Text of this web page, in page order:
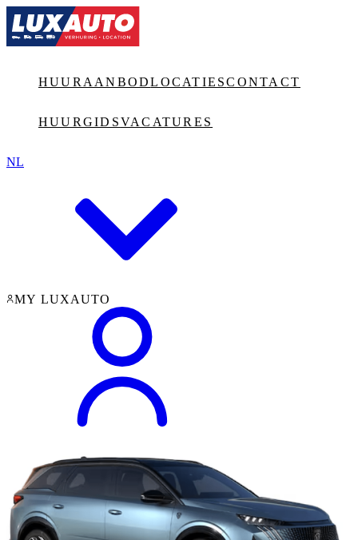
Jump to main content
HUURAANBODLOCATIESCONTACT
HUURGIDSVACATURES
NL
MY LUXAUTO